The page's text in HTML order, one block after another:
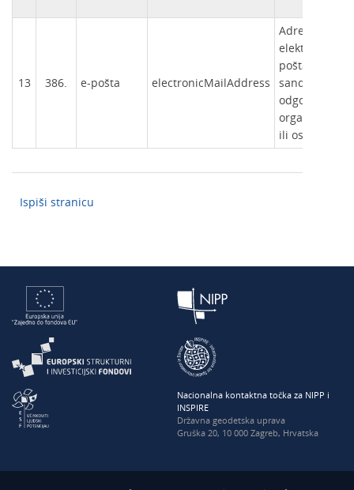
13 386. e-pošta electronicMailAddress
Adresa
elektroničkog
poštanskog
sandučića
odgovorne
organizacije
ili osobe.
Ispiši stranicu
Nacionalna kontaktna točka za NIPP i
INSPIRE
Državna geodetska uprava
Gruška 20, 10 000 Zagreb, Hrvatska